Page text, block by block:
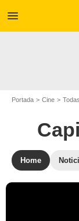
menu
Portada Cine
Home